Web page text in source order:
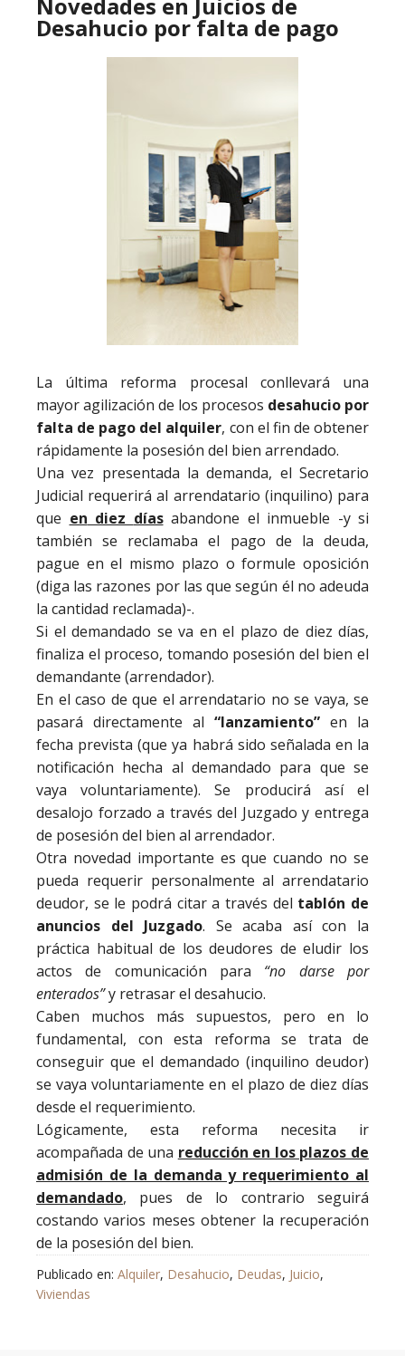
Desahucio por falta de pago
La última reforma procesal conllevará una
mayor agilización de los procesos desahucio por
falta de pago del alquiler, con el fin de obtener
rápidamente la posesión del bien arrendado.
Una vez presentada la demanda, el Secretario
Judicial requerirá al arrendatario (inquilino) para
que en diez días abandone el inmueble -y si
también se reclamaba el pago de la deuda,
pague en el mismo plazo o formule oposición
(diga las razones por las que según él no adeuda
la cantidad reclamada)-.
Si el demandado se va en el plazo de diez días,
finaliza el proceso, tomando posesión del bien el
demandante (arrendador).
En el caso de que el arrendatario no se vaya, se
pasará directamente al “lanzamiento” en la
fecha prevista (que ya habrá sido señalada en la
notificación hecha al demandado para que se
vaya voluntariamente). Se producirá así el
desalojo forzado a través del Juzgado y entrega
de posesión del bien al arrendador.
Otra novedad importante es que cuando no se
pueda requerir personalmente al arrendatario
deudor, se le podrá citar a través del tablón de
anuncios del Juzgado. Se acaba así con la
práctica habitual de los deudores de eludir los
actos de comunicación para “no darse por
enterados”y retrasar el desahucio.
Caben muchos más supuestos, pero en lo
fundamental, con esta reforma se trata de
conseguir que el demandado (inquilino deudor)
se vaya voluntariamente en el plazo de diez días
desde el requerimiento.
Lógicamente, esta reforma necesita ir
acompañada de una reducción en los plazos de
admisión de la demanda y requerimiento al
demandado, pues de lo contrario seguirá
costando varios meses obtener la recuperación
de la posesión del bien.
Publicado en: Alquiler, Desahucio, Deudas, Juicio,
Viviendas